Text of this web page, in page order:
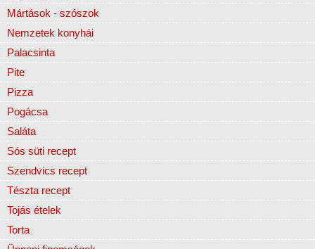
Mártások - szószok
Nemzetek konyhái
Palacsinta
Pite
Pizza
Pogácsa
Saláta
Sós süti recept
Szendvics recept
Tészta recept
Tojás ételek
Torta